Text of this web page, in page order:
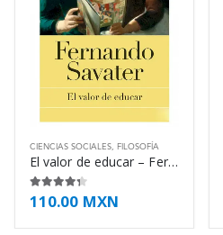
CIENCIAS SOCIALES, FILOSOFÍA
El valor de educar – Fernando Savater
4.25de 5
110.00 MXN